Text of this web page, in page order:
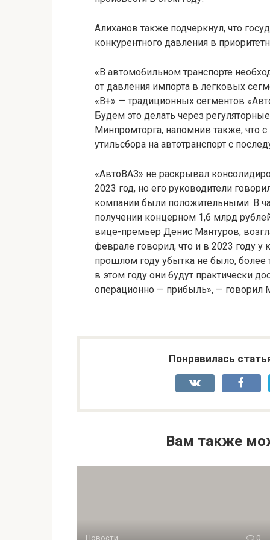
Алиханов также подчеркнул, что
конкурентного давления в
«В автомобильном транспорте
от давления импорта в легковых
«В+» — традиционных сегментов
Будем это делать через
Минпромторга, напомнив также, что
утильсбора на автотранспорт с
«АвтоВАЗ» не раскрывал
2023 год, но его руководители
компании были положительными. В
получении концерном 1,6 млрд
вице-премьер Денис Мантуров,
феврале говорил, что и в 2023 году
прошлом году убытка не было,
в этом году они будут практически
операционно — прибыль», — говорил
Понравилась
Вам также
Новости 0